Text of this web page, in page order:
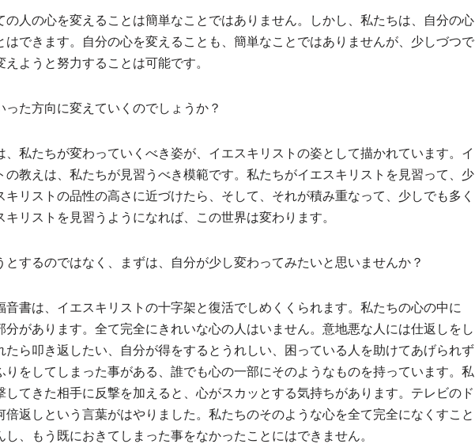
の人の心を変えることは簡単なことではありません。しかし、私たちは、自分の心
はできます。自分の心を変えることも、簡単なことではありませんが、少しづつで
えようと努力することは可能です。
った方向に変えていくのでしょうか？
、私たちが変わっていくべき姿が、イエスキリストの姿として描かれています。イ
の教えは、私たちが見習うべき模範です。私たちがイエスキリストを見習って、少
キリストの品性の高さに近づけたら、そして、それが積み重なって、少しでも多く
キリストを見習うようになれば、この世界は変わります。
とするのではなく、まずは、自分が少し変わってみたいと思いませんか？
音書は、イエスキリストの十字架と復活でしめくくられます。私たちの心の中に
分があります。全て完全にきれいな心の人はいません。意地悪な人には仕返しをし
たら叩き返したい、自分が得をするとうれしい、困っている人を助けてあげられず
りをしてしまった事がある、誰でも心の一部にそのようなものを持っています。私
してきた相手に反撃を加えると、心がスカッとする気持ちがあります。テレビのド
倍返しという言葉がはやりました。私たちのそのような心を全て完全になくすこと
し、もう既におきてしまった事をなかったことにはできません。